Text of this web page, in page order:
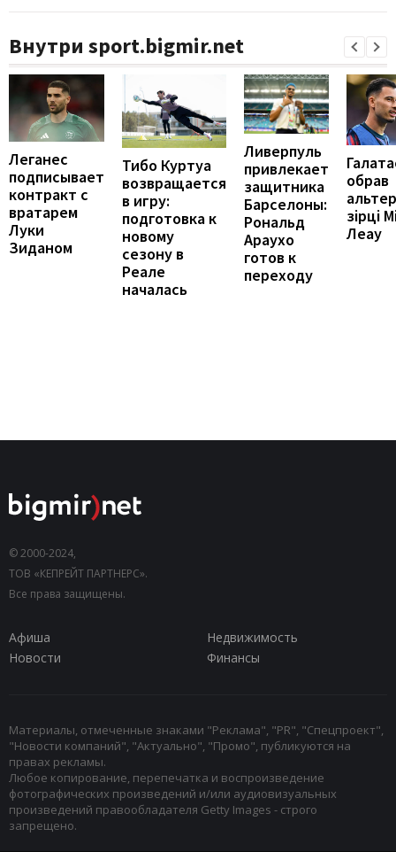
Внутри sport.bigmir.net
Леганес
подписывает
контракт с
вратарем
Луки
Зиданом
Тибо Куртуа
возвращается
в игру:
подготовка к
новому
сезону в
Реале
началась
Ливерпуль
привлекает
защитника
Барселоны:
Рональд
Араухо
готов к
переходу
обрав
зірці
Леау
© 2000-2024,
ТОВ «КЕПРЕЙТ ПАРТНЕРС».
Все права защищены.
Афиша
Недвижимость
Новости
Финансы
Материалы, отмеченные знаками "Реклама", "PR", "Спецпроект",
"Новости компаний", "Актуально", "Промо", публикуются на
правах рекламы.
Любое копирование, перепечатка и воспроизведение
фотографических произведений и/или аудиовизуальных
произведений правообладателя Getty Images - строго
запрещено.